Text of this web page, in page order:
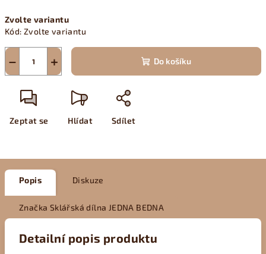
cena:
Zvolte variantu
Kód: Zvolte variantu
+
− Do košíku
Zeptat se Hlídat Sdílet
Popis Diskuze
Značka Sklářská dílna JEDNA BEDNA
Detailní popis produktu